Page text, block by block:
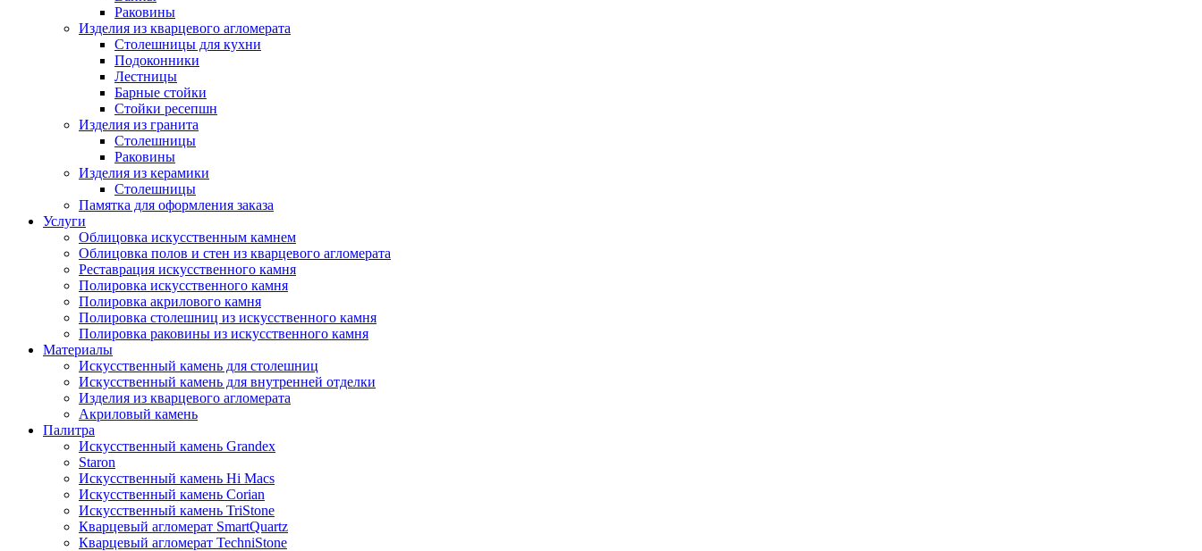
Раковины
Изделия из кварцевого агломерата
Столешницы для кухни
Подоконники
Лестницы
Барные стойки
Стойки ресепшн
Изделия из гранита
Столешницы
Раковины
Изделия из керамики
Столешницы
Памятка для оформления заказа
Услуги
Облицовка искусственным камнем
Облицовка полов и стен из кварцевого агломерата
Реставрация искусственного камня
Полировка искусственного камня
Полировка акрилового камня
Полировка столешниц из искусственного камня
Полировка раковины из искусственного камня
Материалы
Искусственный камень для столешниц
Искусственный камень для внутренней отделки
Изделия из кварцевого агломерата
Акриловый камень
Палитра
Искусственный камень Grandex
Staron
Искусственный камень Hi Macs
Искусственный камень Corian
Искусственный камень TriStone
Кварцевый агломерат SmartQuartz
Кварцевый агломерат TechniStone